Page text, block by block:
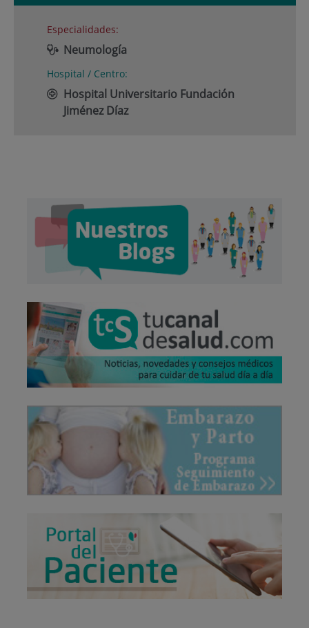
Especialidades:
Neumología
Hospital / Centro:
Hospital Universitario Fundación
Jiménez Díaz